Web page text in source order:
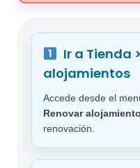
Ir a Tienda
alojamientos
Accede desde el
Renovar
renovación.